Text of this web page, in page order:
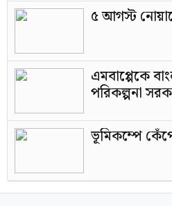
৫ আগস্ট
এমবাপ্পেকে
পরিকল্পনা
ভূমিকম্পে